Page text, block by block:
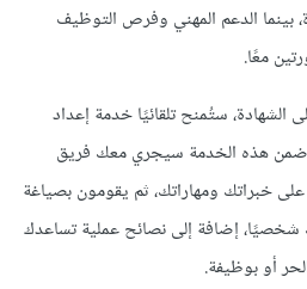
بينما الدعم المهني وفرص التوظيف
معًا.
ستُمنح تلقائيًا خدمة إعداد
ضمن هذه الخدمة سيجري معك فريق
خبراتك ومهاراتك، ثم يقومون بصياغة
إضافة إلى نصائح عملية تساعدك
أو بوظيفة.